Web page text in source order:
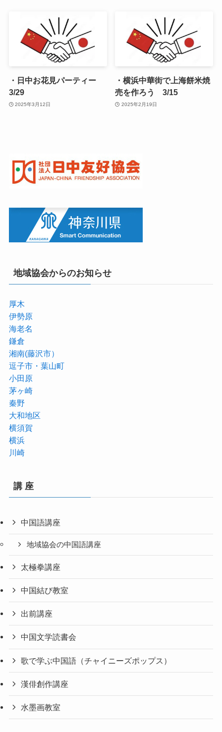
・日中お花見パーティー
3/29
2025年3月12日
・横浜中華街で上海餅米焼
売を作ろう 3/15
2025年2月19日
地域協会からのお知らせ
厚木
伊勢原
海老名
鎌倉
湘南(藤沢市）
逗子市・葉山町
小田原
茅ヶ崎
秦野
大和地区
横須賀
横浜
川崎
講 座
中国語講座
地域協会の中国語講座
太極拳講座
中国結び教室
出前講座
中国文学読書会
歌で学ぶ中国語（チャイニーズポップス）
漢俳創作講座
水墨画教室